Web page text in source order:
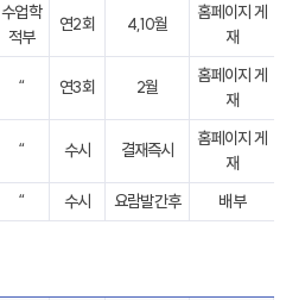
수업학
적부
연2회 4,10월
홈페이지 게
재
“ 연3회 2월
홈페이지 게
재
“ 수시 결재즉시
홈페이지 게
재
“ 수시 요람발간후 배부